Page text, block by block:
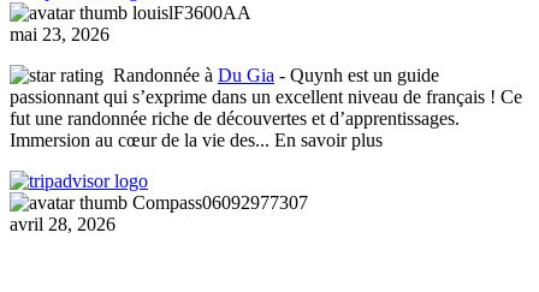
louislF3600AA
mai 23, 2026
Randonnée à Du Gia - Quynh est un guide
passionnant qui s’exprime dans un excellent niveau de français ! Ce
fut une randonnée riche de découvertes et d’apprentissages.
Immersion au cœur de la vie des... En savoir plus
Compass06092977307
avril 28, 2026